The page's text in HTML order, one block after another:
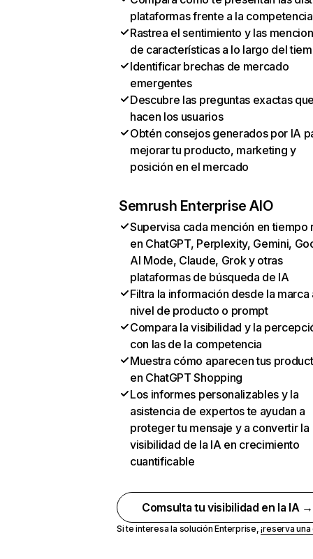
plataformas frente a la competencia
Rastrea el sentimiento y las
de características a lo largo del
Identificar brechas de mercado
emergentes
Descubre las preguntas exactas
hacen los usuarios
Obtén consejos generados por IA
mejorar tu producto, marketing y
posición en el mercado
Semrush Enterprise AIO
Supervisa cada mención en tiempo
en ChatGPT, Perplexity, Gemini,
AI Mode, Claude, Grok y otras
plataformas de búsqueda de IA
Filtra la información desde la marca
nivel de producto o prompt
Compara la visibilidad y la
con las de la competencia
Muestra cómo aparecen tus
en ChatGPT Shopping
Los informes personalizables y la
asistencia de expertos te ayudan a
proteger tu mensaje y a convertir la
visibilidad de la IA en crecimiento
cuantificable
Comsulta tu visibilidad en la IA →
Si te interesa la solución Enterprise,¡reserva